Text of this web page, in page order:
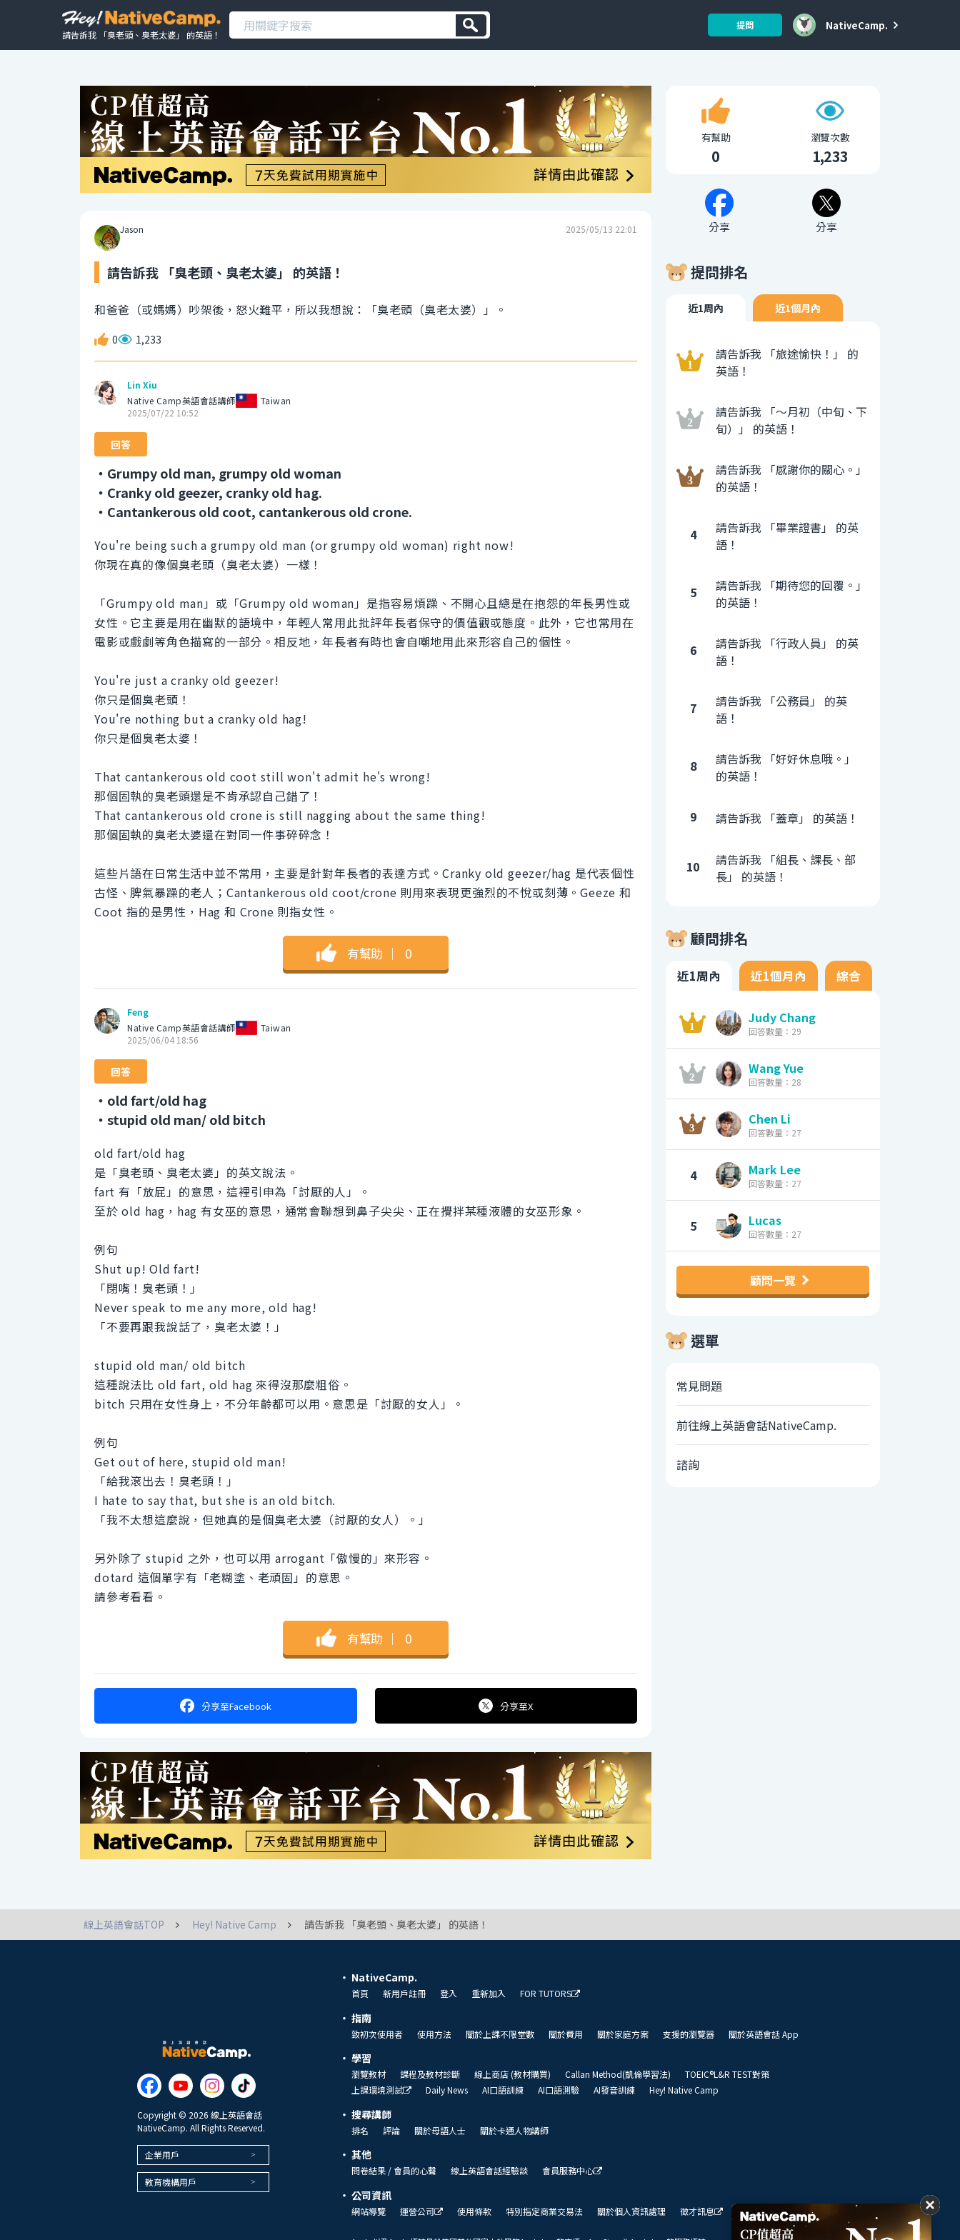
請告訴我 「臭老頭、臭老太婆」 的英語！
提問 NativeCamp.
Jason 2025/05/13 22:01
請告訴我 「臭老頭、臭老太婆」 的英語！
和爸爸（或媽媽）吵架後，怒火難平，所以我想說：「臭老頭（臭老太婆）」。
0 1,233
Lin Xiu
Native Camp英語會話講師
Taiwan
2025/07/22 10:52
回答
・Grumpy old man, grumpy old woman
・Cranky old geezer, cranky old hag.
・Cantankerous old coot, cantankerous old crone.
You're being such a grumpy old man (or grumpy old woman) right now!
你現在真的像個臭老頭（臭老太婆）一樣！
「Grumpy old man」或「Grumpy old woman」是指容易煩躁、不開心且總是在抱怨的年長男性或
女性。它主要是用在幽默的語境中，年輕人常用此批評年長者保守的價值觀或態度。此外，它也常用在
電影或戲劇等角色描寫的一部分。相反地，年長者有時也會自嘲地用此來形容自己的個性。
You're just a cranky old geezer!
你只是個臭老頭！
You're nothing but a cranky old hag!
你只是個臭老太婆！
That cantankerous old coot still won't admit he's wrong!
那個固執的臭老頭還是不肯承認自己錯了！
That cantankerous old crone is still nagging about the same thing!
那個固執的臭老太婆還在對同一件事碎碎念！
這些片語在日常生活中並不常用，主要是針對年長者的表達方式。Cranky old geezer/hag 是代表個性
古怪、脾氣暴躁的老人；Cantankerous old coot/crone 則用來表現更強烈的不悅或刻薄。Geeze 和
Coot 指的是男性，Hag 和 Crone 則指女性。
有幫助 ｜ 0
Feng
Native Camp英語會話講師
Taiwan
2025/06/04 18:56
回答
・old fart/old hag
・stupid old man/ old bitch
old fart/old hag
是「臭老頭、臭老太婆」的英文說法。
fart 有「放屁」的意思，這裡引申為「討厭的人」。
至於 old hag，hag 有女巫的意思，通常會聯想到鼻子尖尖、正在攪拌某種液體的女巫形象。
例句
Shut up! Old fart!
「閉嘴！臭老頭！」
Never speak to me any more, old hag!
「不要再跟我說話了，臭老太婆！」
stupid old man/ old bitch
這種說法比 old fart, old hag 來得沒那麼粗俗。
bitch 只用在女性身上，不分年齡都可以用。意思是「討厭的女人」。
例句
Get out of here, stupid old man!
「給我滾出去！臭老頭！」
I hate to say that, but she is an old bitch.
「我不太想這麼說，但她真的是個臭老太婆（討厭的女人）。」
另外除了 stupid 之外，也可以用 arrogant「傲慢的」來形容。
dotard 這個單字有「老糊塗、老頑固」的意思。
請參考看看。
有幫助 ｜ 0
分享至Facebook 分享至X
有幫助
0
瀏覽次數
1,233
分享 分享
提問排名
近1周內 近1個月內
請告訴我 「旅途愉快！」 的
英語！
請告訴我 「〜月初（中旬、下
旬）」 的英語！
請告訴我 「感謝你的關心。」
的英語！
4
請告訴我 「畢業證書」 的英
語！
5
請告訴我 「期待您的回覆。」
的英語！
6
請告訴我 「行政人員」 的英
語！
7
請告訴我 「公務員」 的英
語！
8
請告訴我 「好好休息哦。」
的英語！
9 請告訴我 「蓋章」 的英語！
10
請告訴我 「組長、課長、部
長」 的英語！
顧問排名
近1周內 近1個月內 綜合
Judy Chang
回答數量：29
Wang Yue
回答數量：28
Chen Li
回答數量：27
4 Mark Lee
回答數量：27
5 Lucas
回答數量：27
顧問一覽
選單
常見問題
前往線上英語會話NativeCamp.
諮詢
線上英語會話TOP Hey! Native Camp 請告訴我 「臭老頭、臭老太婆」 的英語！
Copyright © 2026 線上英語會話
NativeCamp. All Rights Reserved.
企業用戶
教育機構用戶
NativeCamp.
首頁 新用戶註冊 登入 重新加入 FOR TUTORS
指南
致初次使用者 使用方法 關於上課不限堂數 關於費用 關於家庭方案 支援的瀏覽器 關於英語會話 App
學習
瀏覽教材 課程及教材診斷 線上商店 (教材購買) Callan Method(凱倫學習法)
TOEIC®L&R TEST對策
上課環境測試
Daily News AI口語訓練 AI口語測驗 AI發音訓練 Hey! Native Camp
搜尋講師
排名 評論 關於母語人士 關於卡通人物講師
其他
問卷結果 / 會員的心聲 線上英語會話經驗談 會員服務中心
公司資訊
網站導覽 運營公司 使用條款 特別指定商業交易法 關於個人資訊處理 徵才訊息 我們的展望